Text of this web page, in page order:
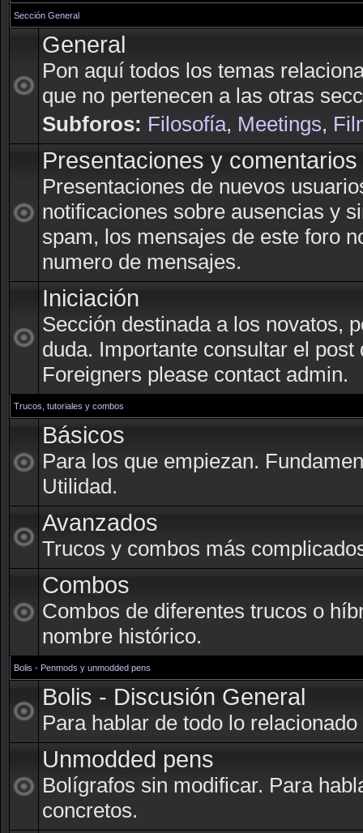
Sección General
General
Pon aquí todos los temas
que no pertenecen a las otras
Subforos: Filosofía, Meetings,
Presentaciones y comentarios
Presentaciones de nuevos
notificaciones sobre ausencias y
spam, los mensajes de este foro
numero de mensajes.
Iniciación
Sección destinada a los novatos,
duda. Importante consultar el post
Foreigners please contact admin.
Trucos, tutoriales y combos
Básicos
Para los que empiezan.
Utilidad.
Avanzados
Trucos y combos más
Combos
Combos de diferentes trucos o
nombre histórico.
Bolis - Penmods y unmodded pens
Bolis - Discusión General
Para hablar de todo lo
Unmodded pens
Bolígrafos sin modificar. Para
concretos.